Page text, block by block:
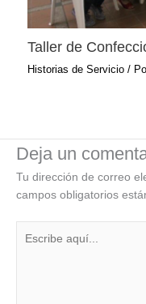
Taller de
Historias de Servicio /
Deja un
Tu dirección de correo
campos obligatorios
aquí...